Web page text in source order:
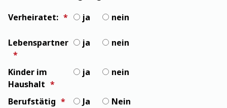
Verheiratet: ja nein
Lebenspartner ja nein
Kinder im
Haushalt
ja nein
Berufstätig Ja
Nein